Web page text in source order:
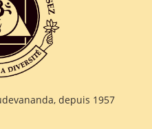
depuis 1957